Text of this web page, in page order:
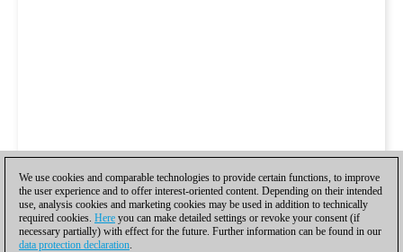
We use cookies and comparable technologies to provide certain functions, to improve
the user experience and to offer interest-oriented content. Depending on their intended
use, analysis cookies and marketing cookies may be used in addition to technically
required cookies. Here you can make detailed settings or revoke your consent (if
necessary partially) with effect for the future. Further information can be found in our
data protection declaration.